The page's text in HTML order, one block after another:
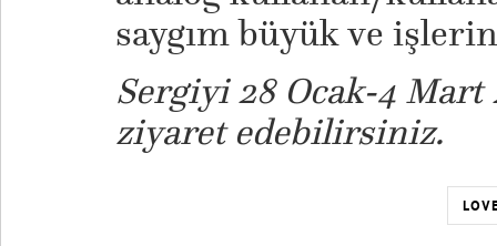
saygım büyük ve
Sergiyi 28 Ocak-4
ziyaret edebilirsiniz.